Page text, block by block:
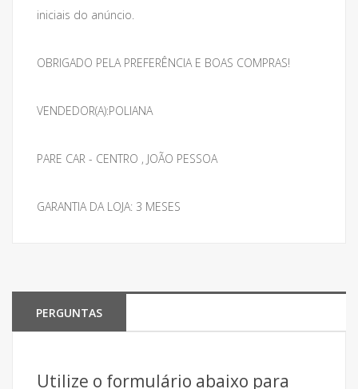
iniciais do anúncio.
OBRIGADO PELA PREFERÊNCIA E BOAS COMPRAS!
VENDEDOR(A):POLIANA
PARE CAR - CENTRO , JOÃO PESSOA
GARANTIA DA LOJA: 3 MESES
PERGUNTAS
Utilize o formulário abaixo para